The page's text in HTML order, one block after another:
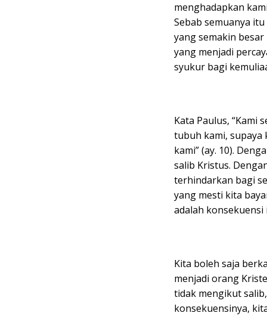
menghadapkan
Sebab semuanya
yang semakin
yang menjadi
syukur bagi
Kata Paulus, “Kami
tubuh kami, supaya
kami” (ay. 10).
salib Kristus.
terhindarkan bagi
yang mesti kita
adalah konsekuensi
Kita boleh saja
menjadi orang
tidak mengikut
konsekuensinya,